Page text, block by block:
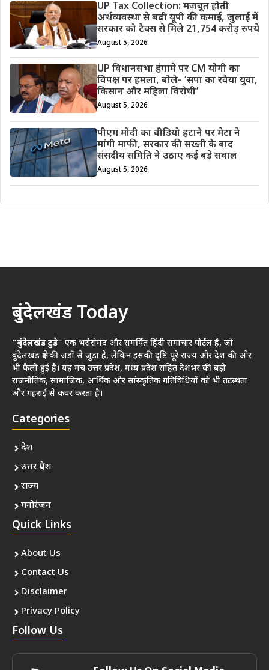
UP Tax Collection: मजबूत होती
अर्थव्यवस्था से बढ़ी यूपी की कमाई, जुलाई में
सरकार को टैक्स से मिले 21,754 करोड़ रुपये
August 5, 2026
UP विधानसभा हंगामे पर CM योगी का
विपक्ष पर हमला, बोले- ‘सपा का रवैया युवा,
किसान और महिला विरोधी’
August 5, 2026
पीएम मोदी का वीडियो हटाने पर मेटा ने
मांगी माफी, सरकार की सख्ती के बाद
संसदीय समिति ने उठाए कई बड़े सवाल
August 5, 2026
बुंदेलखंड Today
"बुंदेलखंड टुडे" एक भरोसेमंद और समर्पित हिंदी समाचार पोर्टल है, जो
बुंदेलखंड क्षेत्र की जड़ों से जुड़ा है, लेकिन इसकी दृष्टि पूरे राज्य और देश की ओर
भी फैली हुई है। यह मंच उत्तर प्रदेश, मध्य प्रदेश सहित देशभर की बड़ी
राजनीतिक, सामाजिक, आर्थिक और सांस्कृतिक गतिविधियों को भी तटस्थता
और गहराई से कवर करता है।
Categories
देश
उत्तर प्रदेश
राज्य
मनोरंजन
Quick Links
About Us
Contact Us
Disclaimer
Privacy Policy
Follow Us